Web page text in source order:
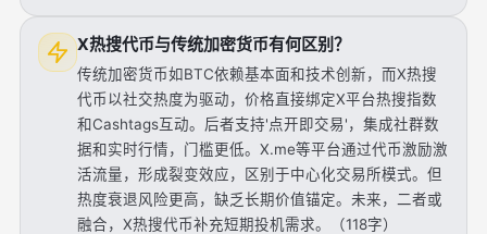
X热搜代币与传统加密货币有何区别？
传统加密货币如BTC依赖基本面和技术创新，而X热搜
代币以社交热度为驱动，价格直接绑定X平台热搜指数
和Cashtags互动。后者支持'点开即交易'，集成社群数
据和实时行情，门槛更低。X.me等平台通过代币激励激
活流量，形成裂变效应，区别于中心化交易所模式。但
热度衰退风险更高，缺乏长期价值锚定。未来，二者或
融合，X热搜代币补充短期投机需求。（118字）